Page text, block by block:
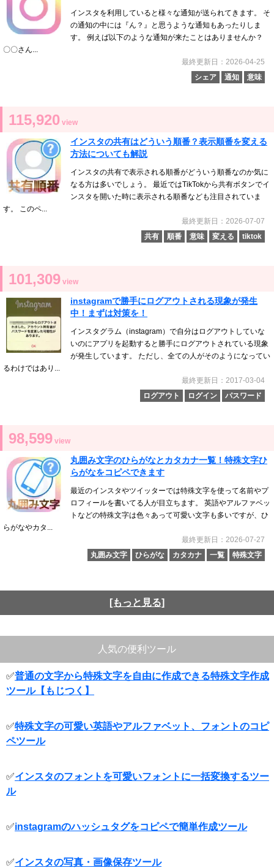
インスタを利用していると様々な通知が送られてきます。 そ
の通知の中には『ん？』と思うような通知もあったりしま
す。 例えば以下のような通知が来たことはありませんか？
〇〇さん...
最終更新日：2026-04-25
シェア
通知 意味
115,920 view
インスタの共有はどういう順番？表示順番を変える
方法についても解説
インスタの共有で表示される順番がどういう順番なのか気に
なる方は多いでしょう。 最近ではTikTokから共有ボタンでイ
ンスタを開いた時に表示される順番なども注目されていま
す。 このペ...
最終更新日：2026-07-07
共有
順番 意味 変える tiktok
101,309 view
instagramで勝手にログアウトされる現象が発生
中！まずは対策を！
インスタグラム（instagram）で自分はログアウトしていな
いのにアプリを起動すると勝手にログアウトされている現象
が発生しています。 ただし、全ての人がそのようになってい
るわけではあり...
最終更新日：2017-03-04
ログアウト
ログイン パスワード
98,599 view
丸囲み文字のひらがなとカタカナ一覧！特殊文字ひ
らがなをコピペできます
最近のインスタやツイッターでは特殊文字を使って名前やプ
ロフィールを書いてる人が目立ちます。 英語やアルファベッ
トなどの特殊文字は色々あって可愛い文字も多いですが、ひ
らがなやカタ...
最終更新日：2026-07-27
丸囲み文字
ひらがな カタカナ 一覧 特殊文字
[もっと見る]
人気の便利ツール
✅普通の文字から特殊文字を自由に作成できる特殊文字作成
ツール【もじつく】
✅特殊文字の可愛い英語やアルファベット、フォントのコピ
ペツール
✅インスタのフォントを可愛いフォントに一括変換するツー
ル
✅instagramのハッシュタグをコピペで簡単作成ツール
✅インスタの写真・画像保存ツール